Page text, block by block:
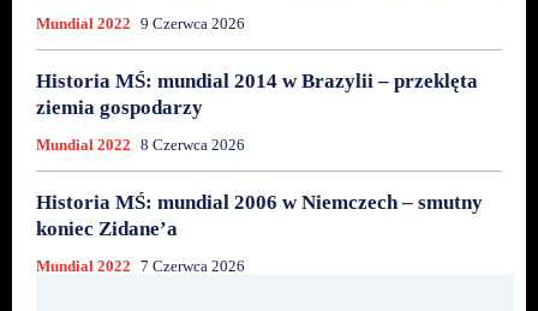
Mundial 2022 9 Czerwca 2026
Historia MŚ: mundial 2014 w Brazylii – przeklęta
ziemia gospodarzy
Mundial 2022 8 Czerwca 2026
Historia MŚ: mundial 2006 w Niemczech – smutny
koniec Zidane’a
Mundial 2022 7 Czerwca 2026